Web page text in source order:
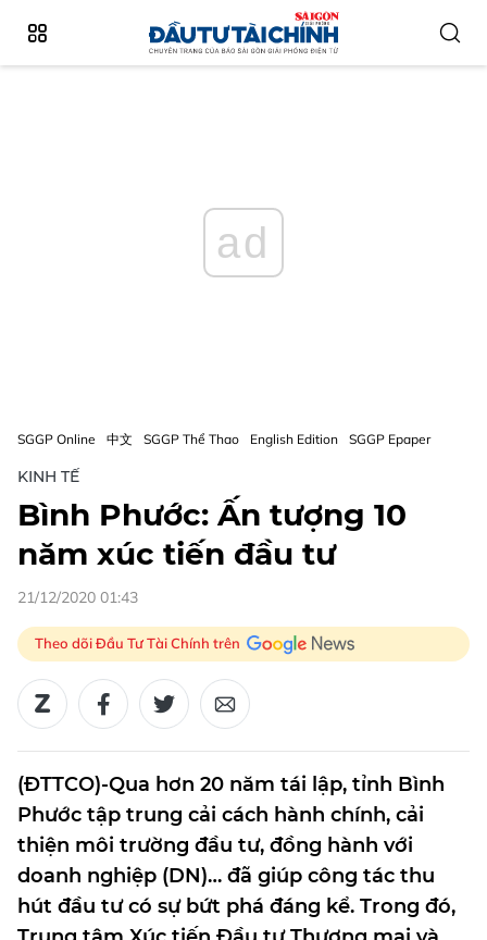
ad
SGGP Online 中文 SGGP Thể Thao English Edition SGGP Epaper
KINH TẾ
Bình Phước: Ấn tượng 10
năm xúc tiến đầu tư
21/12/2020 01:43
Theo dõi Đầu Tư Tài Chính trên
(ĐTTCO)-Qua hơn 20 năm tái lập, tỉnh Bình
Phước tập trung cải cách hành chính, cải
thiện môi trường đầu tư, đồng hành với
doanh nghiệp (DN)… đã giúp công tác thu
hút đầu tư có sự bứt phá đáng kể. Trong đó,